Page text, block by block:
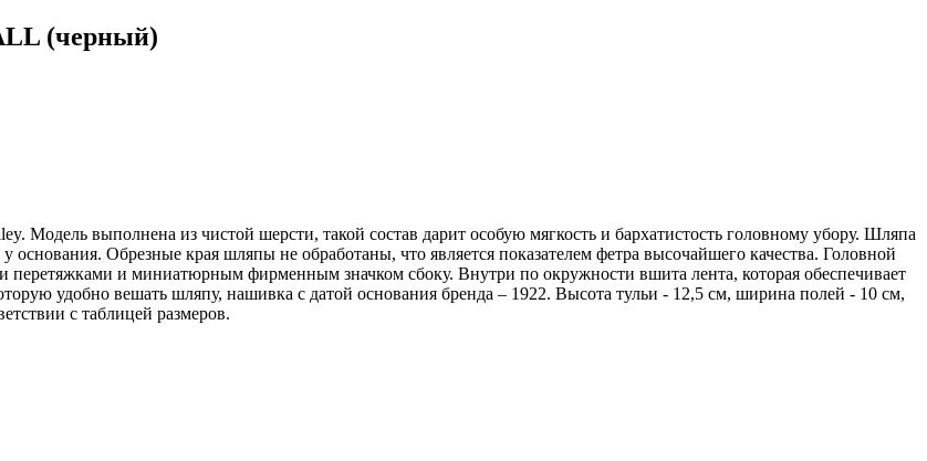
(черный)
Модель выполнена из чистой шерсти, такой состав дарит особую мягкость и бархатистость головному убору. Шляпа
Обрезные края шляпы не обработаны, что является показателем фетра высочайшего качества. Головной
перетяжками и миниатюрным фирменным значком сбоку. Внутри по окружности вшита лента, которая обеспечивает
удобно вешать шляпу, нашивка с датой основания бренда – 1922. Высота тульи - 12,5 см, ширина полей - 10 см,
с таблицей размеров.